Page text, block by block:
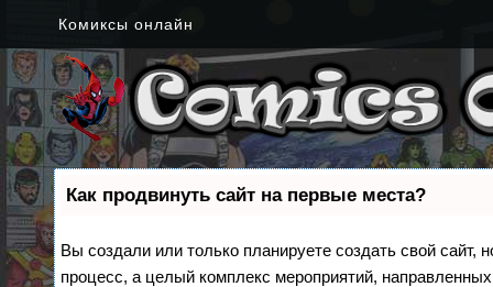
Комиксы онлайн
Как продвинуть сайт на первые места?
Вы создали или только планируете создать свой сайт,
процесс, а целый комплекс мероприятий,